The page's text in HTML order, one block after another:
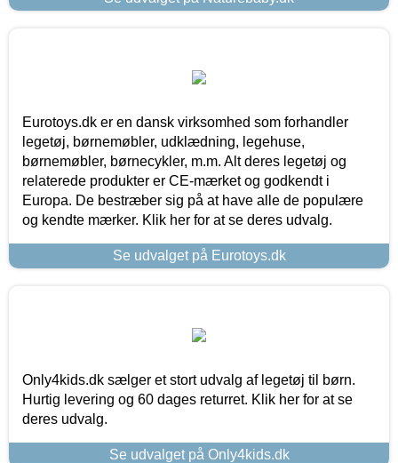
Eurotoys.dk er en dansk virksomhed som forhandler
legetøj, børnemøbler, udklædning, legehuse,
børnemøbler, børnecykler, m.m. Alt deres legetøj og
relaterede produkter er CE-mærket og godkendt i
Europa. De bestræber sig på at have alle de populære
og kendte mærker. Klik her for at se deres udvalg.
Se udvalget på Eurotoys.dk
Only4kids.dk sælger et stort udvalg af legetøj til børn.
Hurtig levering og 60 dages returret. Klik her for at se
deres udvalg.
Se udvalget på Only4kids.dk